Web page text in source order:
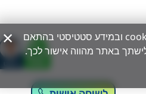
×
אנו עושים שימוש בקבצי cookies ובמידע סטטיסטי בהתאם
באתר מהווה אישור לכך.